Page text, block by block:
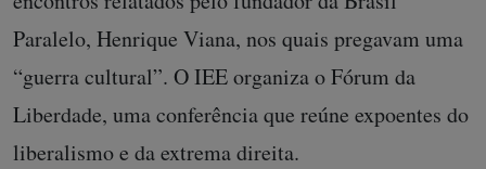
Paralelo, Henrique Viana, nos quais pregavam uma
“guerra cultural”. O IEE organiza o Fórum da
Liberdade, uma conferência que reúne expoentes do
liberalismo e da extrema direita.